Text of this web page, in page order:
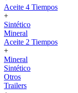
Aceite 4 Tiempos
+
Sintético
Mineral
Aceite 2 Tiempos
+
Mineral
Sintético
Otros
Trailers